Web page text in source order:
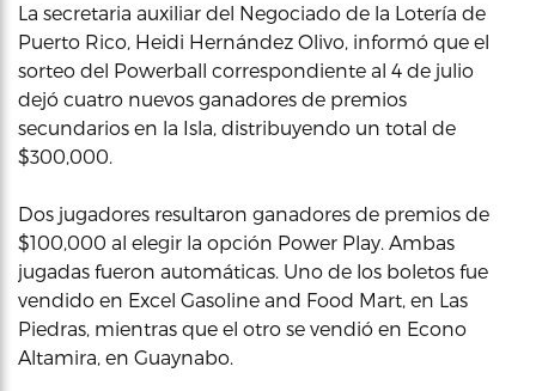
La secretaria auxiliar del Negociado de la Lotería de
Puerto Rico, Heidi Hernández Olivo, informó que el
sorteo del Powerball correspondiente al 4 de julio
dejó cuatro nuevos ganadores de premios
secundarios en la Isla, distribuyendo un total de
$300,000.
Dos jugadores resultaron ganadores de premios de
$100,000 al elegir la opción Power Play. Ambas
jugadas fueron automáticas. Uno de los boletos fue
vendido en Excel Gasoline and Food Mart, en Las
Piedras, mientras que el otro se vendió en Econo
Altamira, en Guaynabo.